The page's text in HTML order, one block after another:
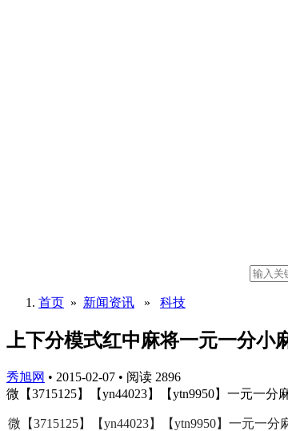
首页 » 新闻资讯 » 科技
上下分模式红中麻将一元一分小
秀旭网 • 2015-02-07 • 阅读 2896
微【3715125】【yn44023】【ytn9950】一元一
微【3715125】【yn44023】【ytn9950】一元一